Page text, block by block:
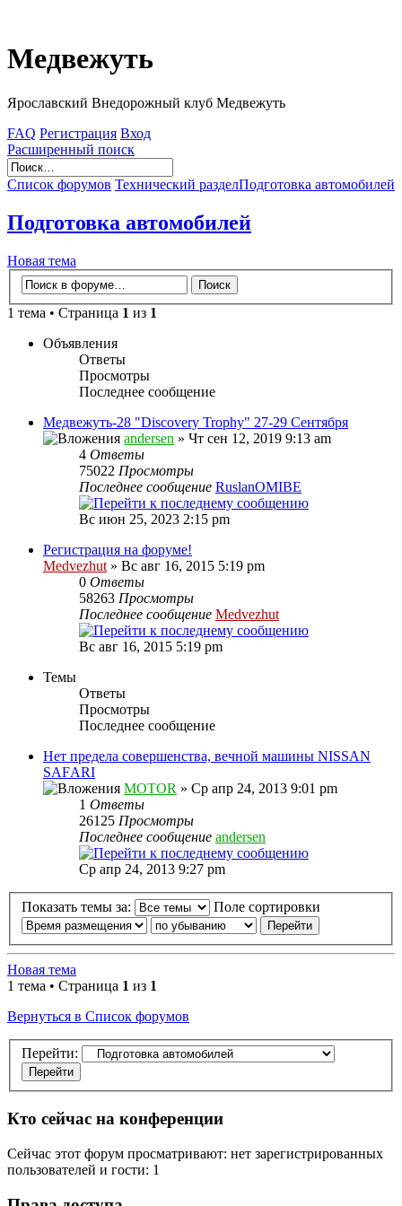
Медвежуть
Ярославский Внедорожный клуб Медвежуть
FAQ Регистрация Вход
Расширенный поиск
Список форумов Технический разделПодготовка автомобилей
Подготовка автомобилей
Новая тема
1 тема • Страница 1 из 1
Объявления
Ответы
Просмотры
Последнее сообщение
Медвежуть-28 "Discovery Trophy" 27-29 Сентября
andersen » Чт сен 12, 2019 9:13 am
4 Ответы
75022 Просмотры
Последнее сообщение RuslanOMIBE
Вс июн 25, 2023 2:15 pm
Регистрация на форуме!
Medvezhut » Вс авг 16, 2015 5:19 pm
0 Ответы
58263 Просмотры
Последнее сообщение Medvezhut
Вс авг 16, 2015 5:19 pm
Темы
Ответы
Просмотры
Последнее сообщение
Нет предела совершенства, вечной машины NISSAN
SAFАRI
MOTOR » Ср апр 24, 2013 9:01 pm
1 Ответы
26125 Просмотры
Последнее сообщение andersen
Ср апр 24, 2013 9:27 pm
Показать темы за: Поле сортировки
Новая тема
1 тема • Страница 1 из 1
Вернуться в Список форумов
Перейти:
Кто сейчас на конференции
Сейчас этот форум просматривают: нет зарегистрированных
пользователей и гости: 1